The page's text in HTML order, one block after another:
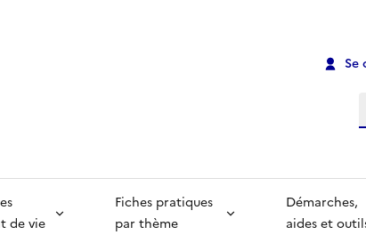
Se
de vie
Fiches pratiques
par thème
Démarches,
aides et